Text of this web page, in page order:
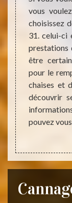
et
31.
de
se
vous
choisissez
31. celui-ci
prestations
être
pour le
chaises et
découvrir
pouvez